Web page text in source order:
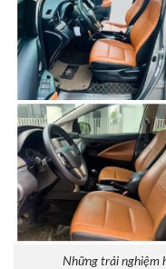
Những trải nghiệm